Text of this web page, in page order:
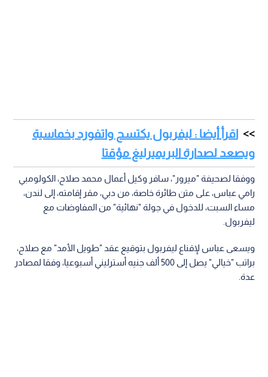
اقرأ أيضا : ليفربول يكتسح واتفورد بخماسية
ويصعد لصدارة البريميرليغ مؤقتا
ووفقا لصحيفة "ميرور"، سافر وكيل أعمال محمد صلاح، الكولومبي
رامي عباس، على متن طائرة خاصة، من دبي، مقر إقامته، إلى لندن،
مساء السبت، للدخول في جولة "نهائية" من المفاوضات مع
ليفربول.
ويسعى عباس لإقناع ليفربول بتوقيع عقد "طويل الأمد" مع صلاح،
براتب "خيالي" يصل إلى 500 ألف جنيه أسترليني أسبوعيا، وفقا لمصادر
عدة.